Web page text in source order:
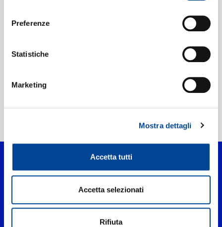
Preferenze
Statistiche
Marketing
Mostra dettagli
Accetta tutti
Accetta selezionati
Rifiuta
Doorman